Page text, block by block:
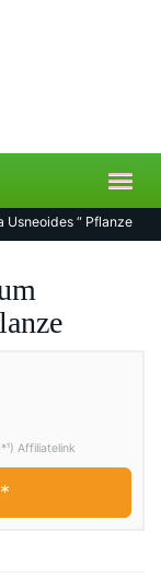
Usneoides “ Pflanze
Affiliatelink